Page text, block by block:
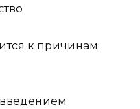
к причинам
введением